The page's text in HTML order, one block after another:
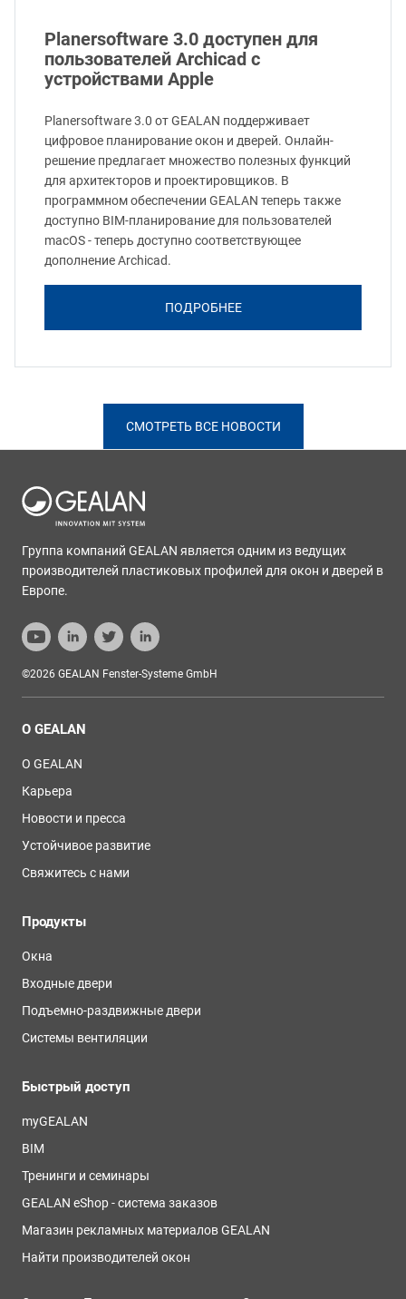
Planersoftware 3.0 доступен для
пользователей Archicad с
устройствами Apple
Planersoftware 3.0 от GEALAN поддерживает
цифровое планирование окон и дверей. Онлайн-
решение предлагает множество полезных функций
для архитекторов и проектировщиков. В
программном обеспечении GEALAN теперь также
доступно BIM-планирование для пользователей
macOS - теперь доступно соответствующее
дополнение Archicad.
ПОДРОБНЕЕ
СМОТРЕТЬ ВСЕ НОВОСТИ
Группа компаний GEALAN является одним из ведущих
производителей пластиковых профилей для окон и дверей в
Европе.
©2026 GEALAN Fenster-Systeme GmbH
О GEALAN
О GEALAN
Карьера
Новости и пресса
Устойчивое развитие
Свяжитесь с нами
Продукты
Окна
Входные двери
Подъемно-раздвижные двери
Системы вентиляции
Быстрый доступ
myGEALAN
BIM
Тренинги и семинары
GEALAN eShop - система заказов
Магазин рекламных материалов GEALAN
Найти производителей окон